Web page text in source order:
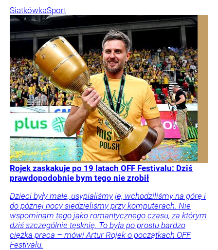
SiatkówkaSport
Rojek zaskakuje po 19 latach OFF Festivalu: Dziś
prawdopodobnie bym tego nie zrobił
Dzieci były małe, usypialiśmy je, wchodziliśmy na górę i
do późnej nocy siedzieliśmy przy komputerach. Nie
wspominam tego jako romantycznego czasu, za którym
dziś szczególnie tęsknię. To była po prostu bardzo
ciężka praca – mówi Artur Rojek o początkach OFF
Festivalu.